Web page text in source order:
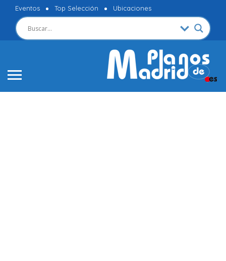
Eventos Top Selección Ubicaciones